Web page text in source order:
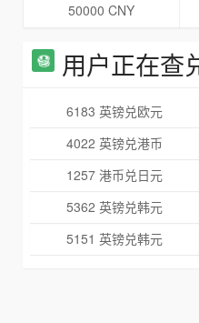
50000 CNY
用户正在查
6183 英镑兑欧元
4022 英镑兑港币
1257 港币兑日元
5362 英镑兑韩元
5151 英镑兑韩元